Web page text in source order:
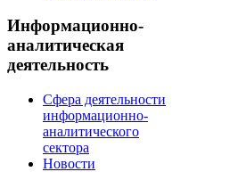
Информационно-
аналитическая
деятельность
Сфера деятельности
информационно-
аналитического
сектора
Новости